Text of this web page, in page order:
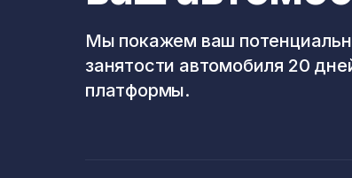
Мы покажем ваш
занятости автомобиля 20
платформы.